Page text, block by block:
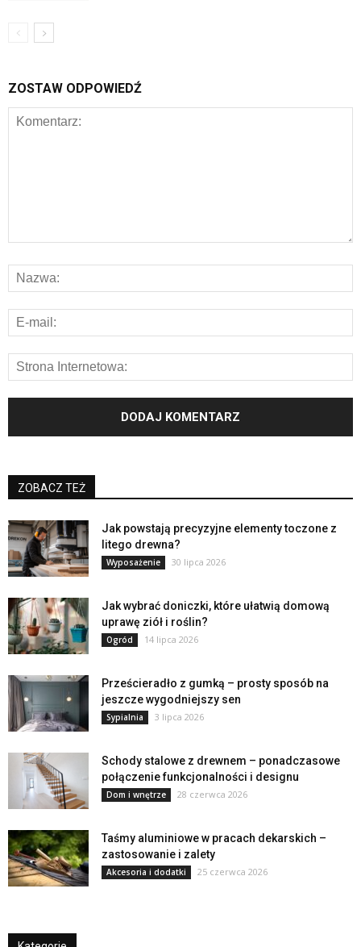
ZOSTAW ODPOWIEDŹ
ZOBACZ TEŻ
Jak powstają precyzyjne elementy toczone z
litego drewna?
Wyposażenie 30 lipca 2026
Jak wybrać doniczki, które ułatwią domową
uprawę ziół i roślin?
Ogród 14 lipca 2026
Prześcieradło z gumką – prosty sposób na
jeszcze wygodniejszy sen
Sypialnia 3 lipca 2026
Schody stalowe z drewnem – ponadczasowe
połączenie funkcjonalności i designu
Dom i wnętrze 28 czerwca 2026
Taśmy aluminiowe w pracach dekarskich –
zastosowanie i zalety
Akcesoria i dodatki 25 czerwca 2026